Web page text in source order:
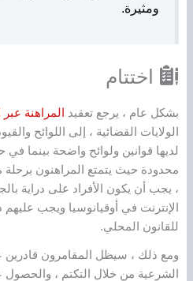
ومثيرة.
اختتام
بشكل عام ، يرجع تعقيد المراهنة عبر
الولايات القضائية ، إلى اللوائح
لديها قوانين ولوائح واضحة بينما
محدودة حيث يتمتع المراهنون برحلة
، يجب أن يكون الأفراد على دراية
الإنترنت في أوقيانوسيا ويجب عليهم
للقانون المحلي.
ومع ذلك ، سيظل المقامرون
الشرعية من خلال التكتم ،